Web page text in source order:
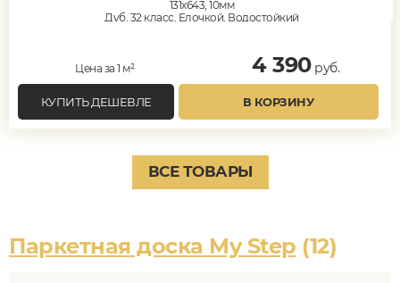
131x643, 10мм
Дуб, 32 класс, Елочкой, Водостойкий
Цена за 1 м² 4 390руб.
КУПИТЬ ДЕШЕВЛЕ В КОРЗИНУ
ВСЕ ТОВАРЫ
Паркетная доска My Step (12)